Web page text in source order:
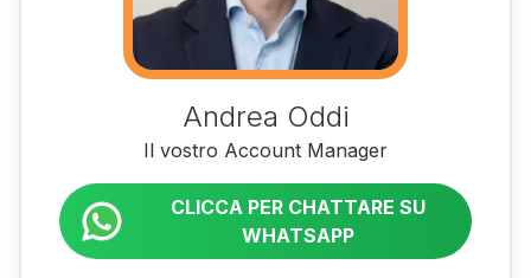
Andrea Oddi
Il vostro Account Manager
CLICCA PER CHATTARE SU
WHATSAPP